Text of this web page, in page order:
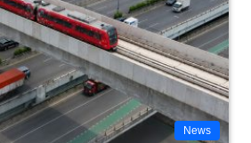
News